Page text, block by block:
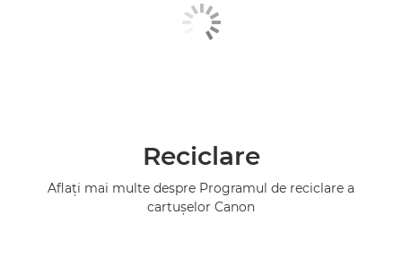
Reciclare
Aflaţi mai multe despre Programul de reciclare a
cartuşelor Canon